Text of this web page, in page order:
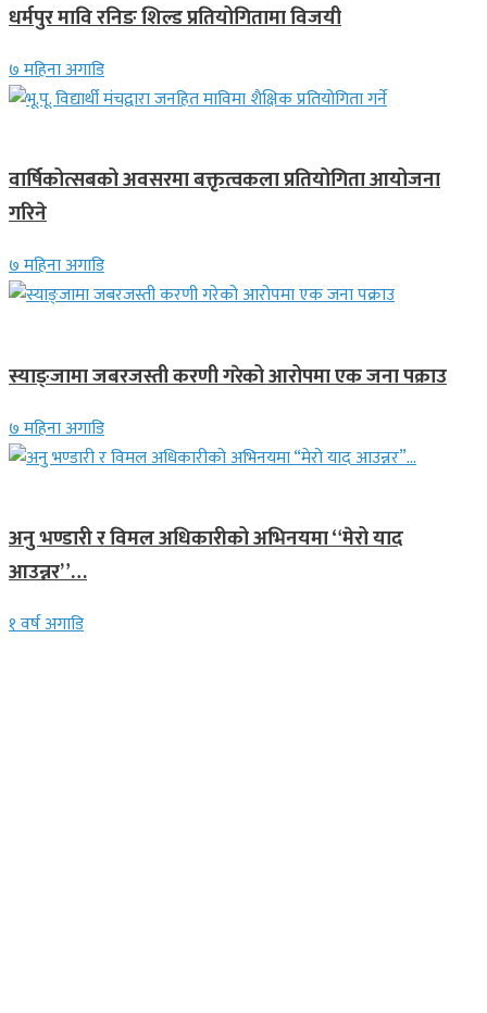
धर्मपुर मावि रनिङ शिल्ड प्रतियोगितामा विजयी
७ महिना अगाडि
वार्षिकोत्सबको अवसरमा बक्तृत्वकला प्रतियोगिता आयोजना
गरिने
७ महिना अगाडि
स्याङ्जामा जबरजस्ती करणी गरेको आरोपमा एक जना पक्राउ
७ महिना अगाडि
अनु भण्डारी र विमल अधिकारीको अभिनयमा “मेरो याद
आउन्नर”…
१ वर्ष अगाडि